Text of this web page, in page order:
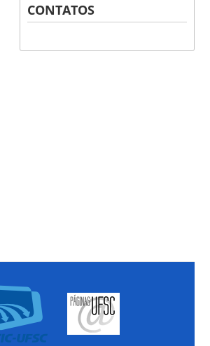
CONTATOS